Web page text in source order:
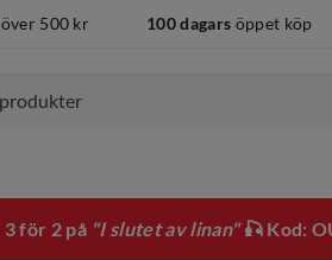
över 500 kr 100 dagars öppet köp
3 för 2 på "I slutet av linan"🎣 Kod: